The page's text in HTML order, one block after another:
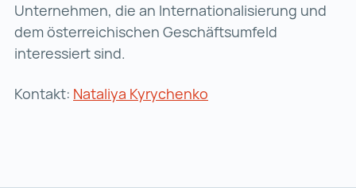
Unternehmen, die an Internationalisierung und
dem österreichischen Geschäftsumfeld
interessiert sind.
Kontakt: Nataliya Kyrychenko